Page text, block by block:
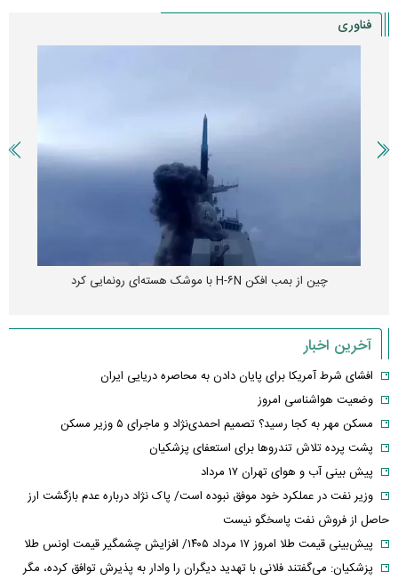
فناوری
چین از بمب افکن H-۶N با موشک هسته‌ای رونمایی کرد
آخرین اخبار
افشای شرط آمریکا برای پایان دادن به محاصره دریایی ایران
وضعیت هواشناسی امروز
مسکن مهر به کجا رسید؟ تصمیم احمدی‌نژاد و ماجرای ۵ وزیر مسکن
پشت پرده تلاش تندروها برای استعفای پزشکیان
پیش بینی آب و هوای تهران ۱۷ مرداد
وزیر نفت در عملکرد خود موفق نبوده است/ پاک نژاد درباره عدم بازگشت ارز
حاصل از فروش نفت پاسخگو نیست
پیش‌بینی قیمت طلا امروز ۱۷ مرداد ۱۴۰۵/ افزایش چشمگیر قیمت اونس طلا
پزشکیان: می‌گفتند فلانی با تهدید دیگران را وادار به پذیرش توافق کرده، مگر